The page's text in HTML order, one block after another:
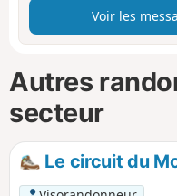
Voir les
Autres
secteur
Le circuit du